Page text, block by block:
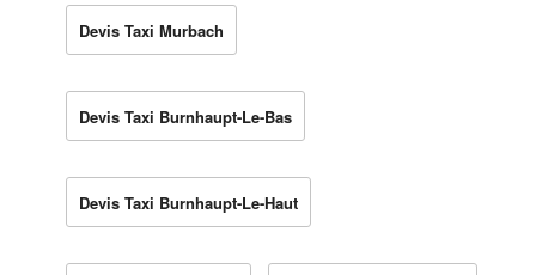
Devis Taxi Murbach
Devis Taxi Burnhaupt-Le-Bas
Devis Taxi Burnhaupt-Le-Haut